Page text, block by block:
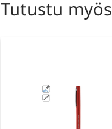
Tutustu myös